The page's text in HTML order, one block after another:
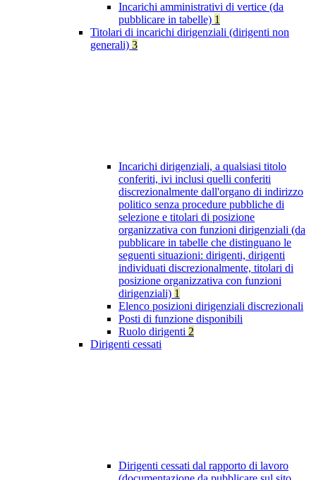
Incarichi amministrativi di vertice (da
pubblicare in tabelle) 1
Titolari di incarichi dirigenziali (dirigenti non
generali) 3
Incarichi dirigenziali, a qualsiasi titolo
conferiti, ivi inclusi quelli conferiti
discrezionalmente dall'organo di indirizzo
politico senza procedure pubbliche di
selezione e titolari di posizione
organizzativa con funzioni dirigenziali (da
pubblicare in tabelle che distinguano le
seguenti situazioni: dirigenti, dirigenti
individuati discrezionalmente, titolari di
posizione organizzativa con funzioni
dirigenziali) 1
Elenco posizioni dirigenziali discrezionali
Posti di funzione disponibili
Ruolo dirigenti 2
Dirigenti cessati
Dirigenti cessati dal rapporto di lavoro